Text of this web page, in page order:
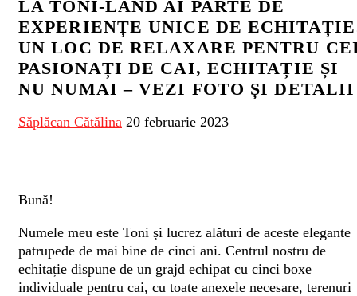
LA TONI-LAND AI PARTE DE
EXPERIENȚE UNICE DE
UN LOC DE RELAXARE PENTRU
PASIONAȚI DE CAI, ECHITAȚIE ȘI
NU NUMAI – VEZI FOTO ȘI DETALII
Săplăcan Cătălina 20 februarie 2023
Bună!
Numele meu este Toni și lucrez alături de aceste elegante
patrupede de mai bine de cinci ani. Centrul nostru de
echitație dispune de un grajd echipat cu cinci boxe
individuale pentru cai, cu toate anexele necesare, terenuri